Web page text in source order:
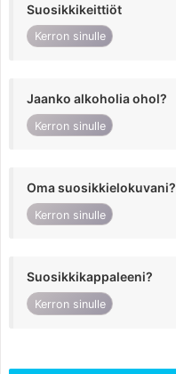
Suosikkikeittiöt
Kerron sinulle
Jaanko alkoholia ohol?
Kerron sinulle
Oma suosikkielokuvani?
Kerron sinulle
Suosikkikappaleeni?
Kerron sinulle